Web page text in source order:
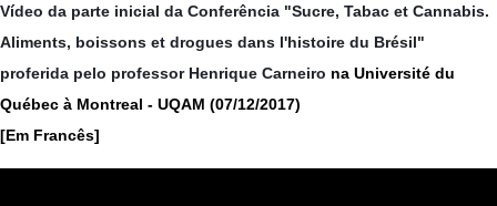
Vídeo da parte inicial da Conferência "Sucre, Tabac et Cannabis.
Aliments, boissons et drogues dans l'histoire du Brésil"
proferida pelo professor Henrique Carneiro na Université du
Québec à Montreal - UQAM (07/12/2017)
[Em Francês]